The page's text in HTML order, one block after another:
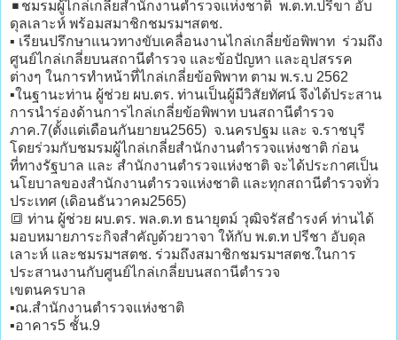
◾ชมรมผู้ไกล่เกลี่ยสำนักงานตำรวจแห่งชาติ พ.ต.ท.ปรีขา อับ
ดุลเลาะห์ พร้อมสมาชิกชมรมฯสตช.
▪️ เรียนปรึกษาแนวทางขับเคลื่อนงานไกล่เกลี่ยข้อพิพาท ร่วมถึง
ศูนย์ไกล่เกลี่ยบนสถานีตำรวจ และข้อปัญหา และอุปสรรค
ต่างๆ ในการทำหน้าที่ไกล่เกลี่ยข้อพิพาท ตาม พ.ร.บ 2562
▪️ในฐานะท่าน ผู้ช่วย ผบ.ตร. ท่านเป็นผู้มีวิสัยทัศน์ จึงได้ประสาน
การนำร่องด้านการไกล่เกลี่ยข้อพิพาท บนสถานีตำรวจ
ภาค.7(ตั้งแต่เดือนกันยายน2565) จ.นครปฐม และ จ.ราชบุรี
โดยร่วมกับชมรมผู้ไกล่เกลี่ยสำนักงานตำรวจแห่งชาติ ก่อน
ที่ทางรัฐบาล และ สำนักงานตำรวจแห่งชาติ จะได้ประกาศเป็น
นโยบาลของสำนักงานตำรวจแห่งชาติ และทุกสถานีตำรวจทั่ว
ประเทศ (เดิอนธันวาคม2565)
🔳 ท่าน ผู้ช่วย ผบ.ตร. พล.ต.ท ธนายุตม์ วุฒิจรัสธำรงค์ ท่านได้
มอบหมายภาระกิจสำคัญด้วยวาจา ให้กับ พ.ต.ท ปรีชา อับดุล
เลาะห์ และชมรมฯสตช. ร่วมถึงสมาชิกชมรมฯสตช.ในการ
ประสานงานกับศูนย์ไกล่เกลี่ยบนสถานีตำรวจ
เขตนครบาล
▪️ณ.สำนักงานตำรวจแห่งชาติ
▪️อาคาร5 ชั้น.9